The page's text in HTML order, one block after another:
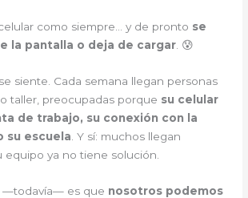
como siempre… y de pronto se
la pantalla o deja de cargar. 😰
siente. Cada semana llegan personas
taller, preocupadas porque su celular
de trabajo, su conexión con la
su escuela . Y sí: muchos llegan
equipo ya no tiene solución.
—todavía— es que nosotros podemos